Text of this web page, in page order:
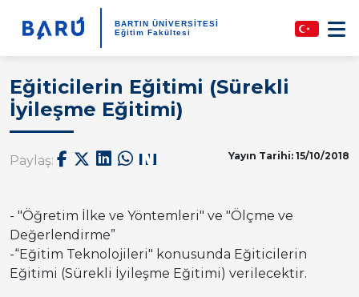
BARTIN ÜNİVERSİTESİ
Eğitim Fakültesi
Eğiticilerin Eğitimi (Sürekli
İyileşme Eğitimi)
Paylaş: Yayın Tarihi: 15/10/2018
- "Öğretim İlke ve Yöntemleri" ve "Ölçme ve
Değerlendirme”
-“Eğitim Teknolojileri" konusunda Eğiticilerin
Eğitimi (Sürekli İyileşme Eğitimi) verilecektir.